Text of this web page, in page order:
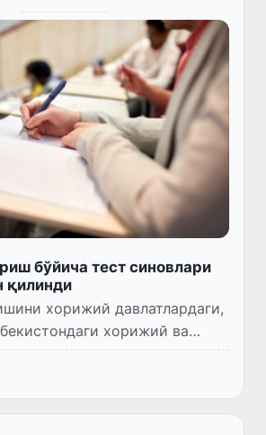
бўйича тест синовлари
қилинди
хорижий давлатлардаги,
хорижий ва
давлат олий ўқув
бўйича тест синовлари
август ку...